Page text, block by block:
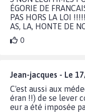
ÉGORIE DE
PAS HORS LA LOI
AS, LA, HONTE DE
0
Jean-jacques - Le
C'est aussi aux
éran !!) de se lever
eur a été imposée